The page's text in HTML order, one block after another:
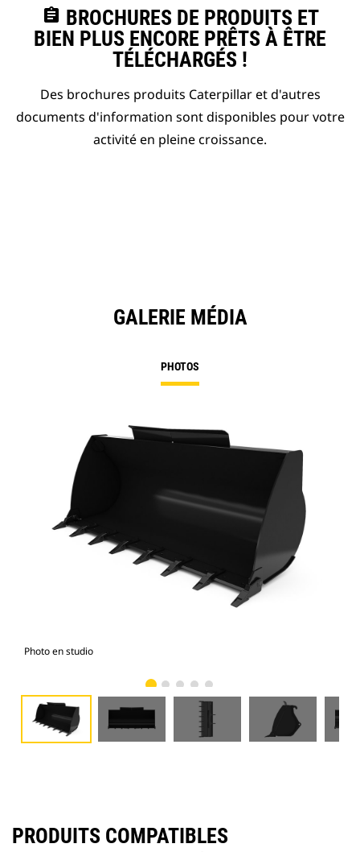
assignment BROCHURES DE PRODUITS ET
BIEN PLUS ENCORE PRÊTS À ÊTRE
TÉLÉCHARGÉS !
Des brochures produits Caterpillar et d'autres
documents d'information sont disponibles pour votre
activité en pleine croissance.
GALERIE MÉDIA
PHOTOS
Photo en studio
PRODUITS COMPATIBLES